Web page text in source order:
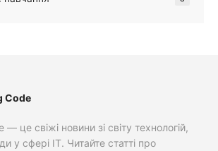
Code
це свіжі новини зі світу технологій,
у сфері IT. Читайте статті про